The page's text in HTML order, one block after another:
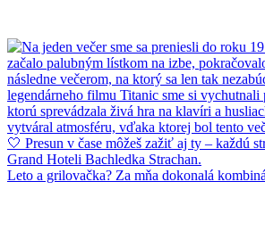
Leto a grilovačka? Za mňa dokonalá